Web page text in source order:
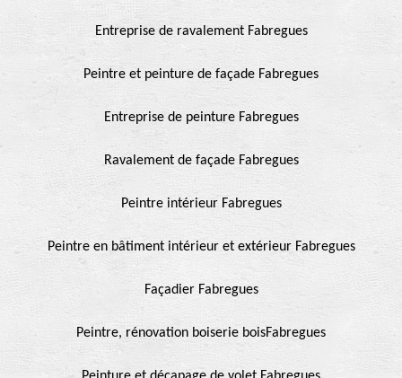
Entreprise de ravalement Fabregues
Peintre et peinture de façade Fabregues
Entreprise de peinture Fabregues
Ravalement de façade Fabregues
Peintre intérieur Fabregues
Peintre en bâtiment intérieur et extérieur Fabregues
Façadier Fabregues
Peintre, rénovation boiserie boisFabregues